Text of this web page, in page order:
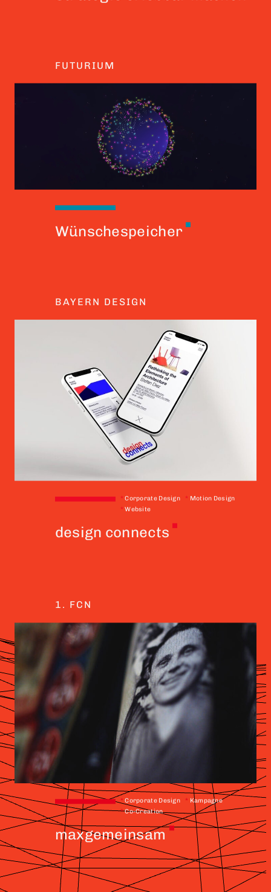
FUTURIUM
Wünschespeicher
BAYERN DESIGN
*Corporate Design * Motion Design
*Website
design connects
1. FCN
*Corporate Design * Kampagne
*Co-Creation
maxgemeinsam